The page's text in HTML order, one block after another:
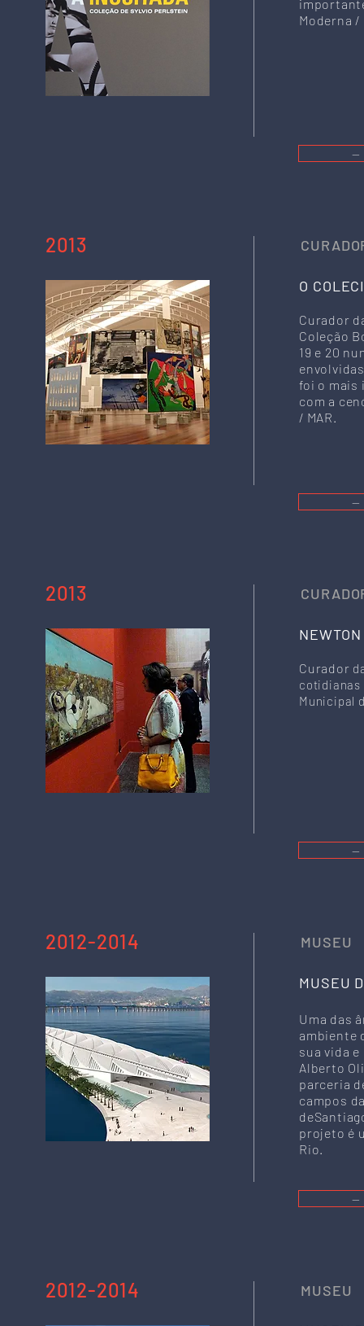
Moderna /
—
2013
O
Curador
Coleção
19 e 20
foi o mais
com a
/ MAR.
—
2013
Curador
cotidianas
Municipal
—
2012-2014 MUSEU
MUSEU
Uma das
ambiente
sua vida
Alberto
parceria
campos
projeto é
Rio.
—
2012-2014 MUSEU